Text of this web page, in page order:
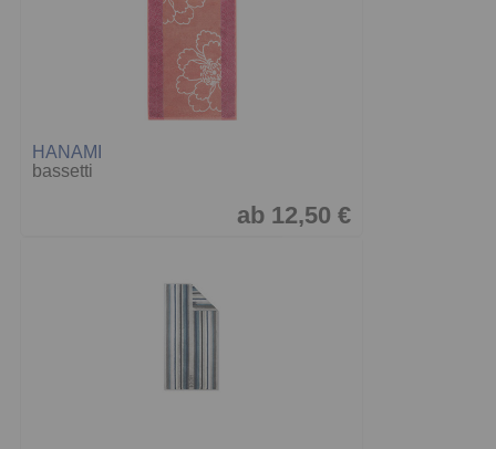
HANAMI
bassetti
ab 12,50 €